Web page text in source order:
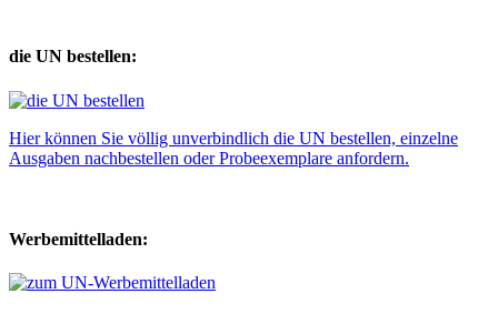
die UN bestellen:
Hier können Sie völlig unverbindlich die UN bestellen, einzelne
Ausgaben nachbestellen oder Probeexemplare anfordern.
Werbemittelladen: